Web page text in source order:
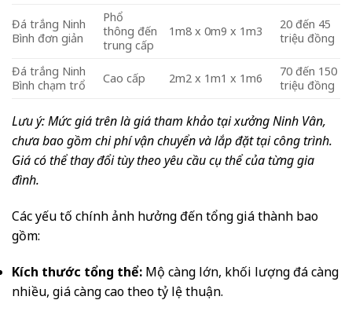
Đá trắng Ninh
Bình đơn giản
Phổ
thông đến
trung cấp
1m8 x 0m9 x 1m3
20 đến 45
triệu đồng
Đá trắng Ninh
Bình chạm trổ
Cao cấp 2m2 x 1m1 x 1m6
70 đến 150
triệu đồng
Lưu ý: Mức giá trên là giá tham khảo tại xưởng Ninh Vân,
chưa bao gồm chi phí vận chuyển và lắp đặt tại công trình.
Giá có thể thay đổi tùy theo yêu cầu cụ thể của từng gia
đình.
Các yếu tố chính ảnh hưởng đến tổng giá thành bao
gồm:
Kích thước tổng thể: Mộ càng lớn, khối lượng đá càng
nhiều, giá càng cao theo tỷ lệ thuận.